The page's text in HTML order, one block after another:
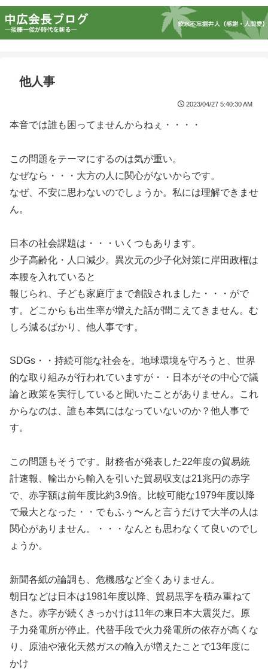
他人事
2023/04/27 5:40:30 AM
本音では誰も困ってませんからねぇ・・・・
この問題をテーマにするのは気が重い。
なぜなら・・・大方の人に関心がないからです。
なぜ、不安に思わないのでしょうか。私には理解できませ
ん。
日本の社会課題は・・・いくつもあります。
少子高齢化・人口減少。異次元の少子化対策に岸田政権は
本腰を入れていると
報じられ、子ども家庭庁まで創設されました・・・がで
す。どこからも出生率が増えた話が聞こえてきません。む
しろ減るばかり、他人事です。
SDGs・・持続可能な社会を。地球環境を守ろうと、世界
的な取り組みが行われていますが・・日本がその中心で議
論と政策を実行していると聞いたことがありません。これ
からなのは、誰も本気にはなっていないのか？他人事で
す。
この問題もそうです。財務省が発表した22年度の貿易統
計速報、輸出から輸入を引いた貿易収支は21兆円の赤字
で、赤字額は前年度比約3.9倍。比較可能な1979年度以降
で最大となった・・でもふぅ〜んと言うだけで大半の人は
関心がありません。・・・なんとも思わなくて良いのでし
ょうか。
新聞各紙の論調も、危機感など全くありません。
朝日などは日本は1981年度以降、貿易黒字を積み重ねて
きた。赤字が続くきっかけは11年の東日本大震災だ。原
子力発電所が停止。代替手段で火力発電所の依存が高くな
り、原油や液化天然ガスの輸入が増えたことで13年度に
かけ